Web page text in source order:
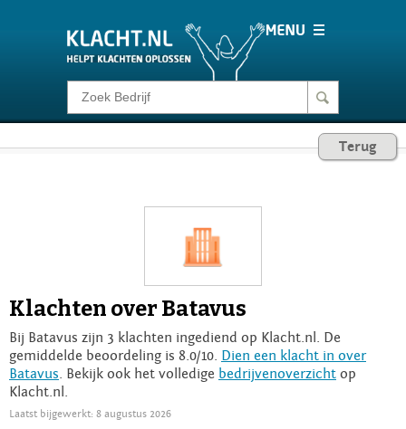
Klacht melden
Login
Terug
Klachten over Batavus
Bij Batavus zijn 3 klachten ingediend op Klacht.nl. De
gemiddelde beoordeling is 8.0/10. Dien een klacht in over
Batavus . Bekijk ook het volledige bedrijvenoverzicht op
Klacht.nl.
Laatst bijgewerkt: 8 augustus 2026